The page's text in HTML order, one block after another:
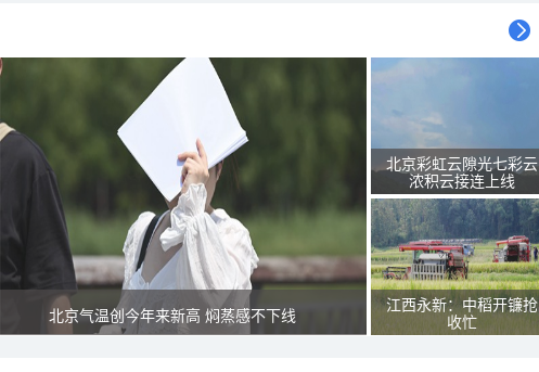
北京气温创今年来新高 焖蒸感不下线
北京彩虹云隙光七彩云
浓积云接连上线
江西永新：中稻开镰抢
收忙